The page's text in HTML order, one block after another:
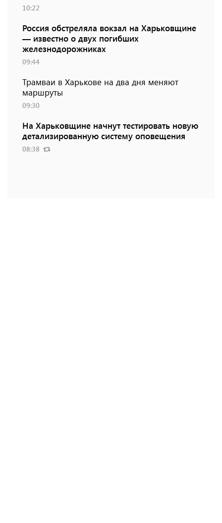
10:22
Россия обстреляла вокзал на Харьковщине
— известно о двух погибших
железнодорожниках
09:44
Трамваи в Харькове на два дня меняют
маршруты
09:30
На Харьковщине начнут тестировать новую
детализированную систему оповещения
08:38